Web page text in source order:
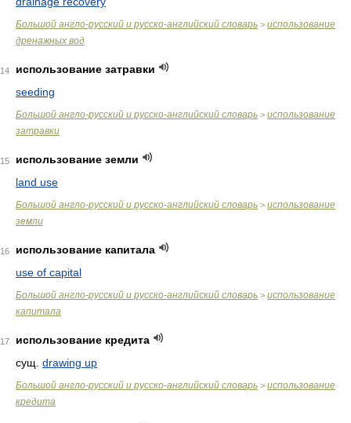
Большой англо-русский и русско-английский словарь > использование
дренажных вод
14
использование затравки
seeding
Большой англо-русский и русско-английский словарь > использование
затравки
15
использование земли
land use
Большой англо-русский и русско-английский словарь > использование
земли
16
использование капитала
use of capital
Большой англо-русский и русско-английский словарь > использование
капитала
17
использование кредита
сущ. drawing up
Большой англо-русский и русско-английский словарь > использование
кредита